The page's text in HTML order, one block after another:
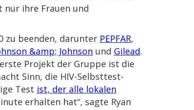
nur ihre Frauen und
zu beenden, darunter PEPFAR,
&amp; Johnson und Gilead.
Projekt der Gruppe ist die
Sinn, die HIV-Selbsttest-
Test ist, der alle lokalen
erhalten hat“, sagte Ryan